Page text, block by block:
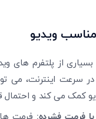
ویدیو
بسیاری از پلتفرم‌ های
کمک می‌ کند و